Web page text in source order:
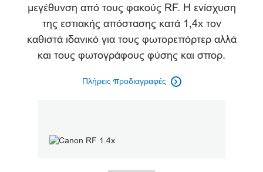
μεγέθυνση από τους φακούς RF. Η ενίσχυση
της εστιακής απόστασης κατά 1,4x τον
καθιστά ιδανικό για τους φωτορεπόρτερ αλλά
και τους φωτογράφους φύσης και σπορ.
Πλήρεις προδιαγραφές 